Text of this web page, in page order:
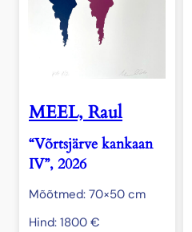
MEEL, Raul
“Võrtsjärve kankaan
IV”, 2026
Mõõtmed: 70×50 cm
Hind: 1800 €